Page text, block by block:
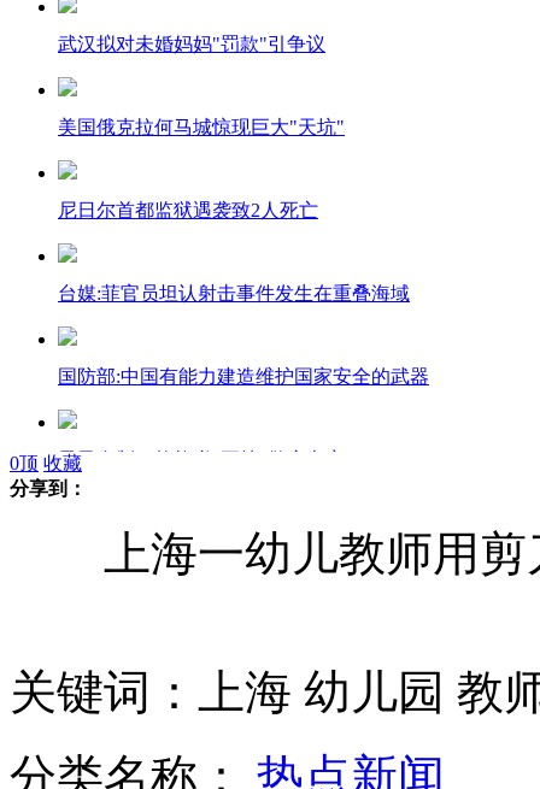
武汉拟对未婚妈妈"罚款"引争议
美国俄克拉何马城惊现巨大"天坑"
尼日尔首都监狱遇袭致2人死亡
台媒:菲官员坦认射击事件发生在重叠海域
国防部:中国有能力建造维护国家安全的武器
男子自制10枚炸弹"要挟"警察办案
保安教小学生防身术 称为对付坏人
我国儿童专供药物品种不足2%
0顶 收藏
分享到：
上海一幼儿教师用剪
关键词：上海 幼儿园 教
分类名称： 热点新闻